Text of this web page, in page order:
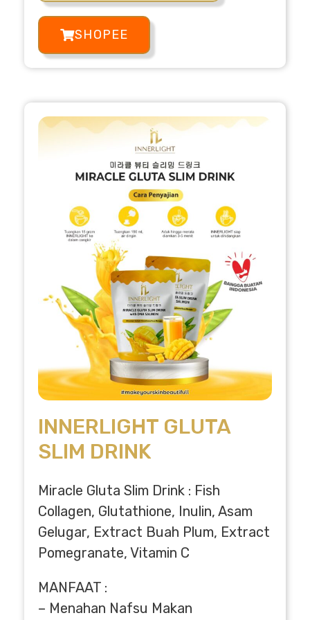
SHOPEE
INNERLIGHT GLUTA
SLIM DRINK
Miracle Gluta Slim Drink : Fish
Collagen, Glutathione, Inulin, Asam
Gelugar, Extract Buah Plum, Extract
Pomegranate, Vitamin C
MANFAAT :
– Menahan Nafsu Makan